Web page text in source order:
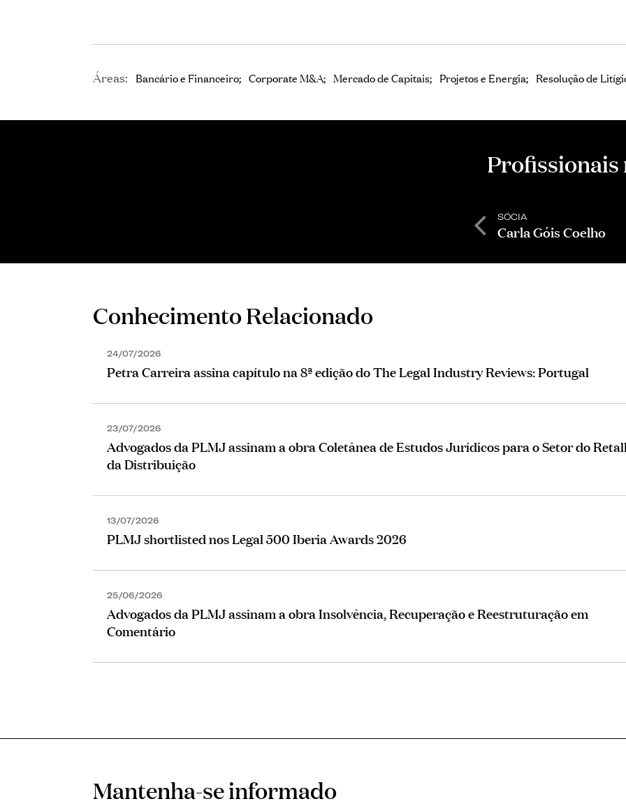
Áreas: Bancário e Financeiro Corporate M&A Mercado de Capitais Projetos e Energia Resolução de
SÓCIA
Carla Góis Coelho
Conhecimento Relacionado
24/07/2026
Petra Carreira assina capítulo na 8ª edição do The Legal Industry Reviews: Portugal
23/07/2026
Advogados da PLMJ assinam a obra Coletânea de Estudos Jurídicos para o Setor do
da Distribuição
13/07/2026
PLMJ shortlisted nos Legal 500 Iberia Awards 2026
25/06/2026
Advogados da PLMJ assinam a obra Insolvência, Recuperação e Reestruturação em
Comentário
Mantenha-se informado